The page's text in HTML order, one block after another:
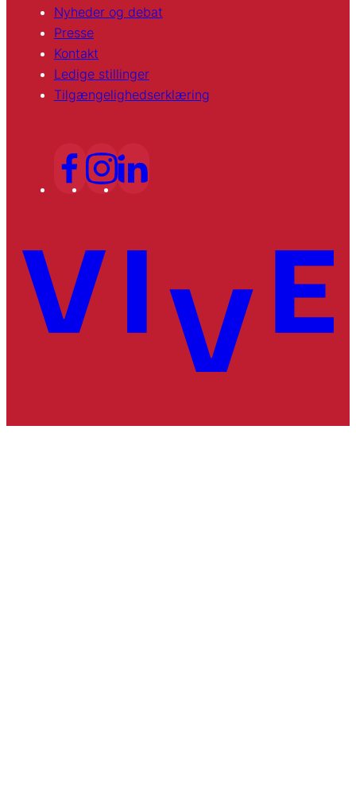
Nyheder og debat
Presse
Kontakt
Ledige stillinger
Tilgængelighedserklæring